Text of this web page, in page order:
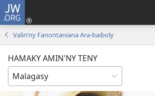
JW.ORG
Valin’ny Fanontaniana Ara-baiboly
HAMAKY AMIN'NY TENY